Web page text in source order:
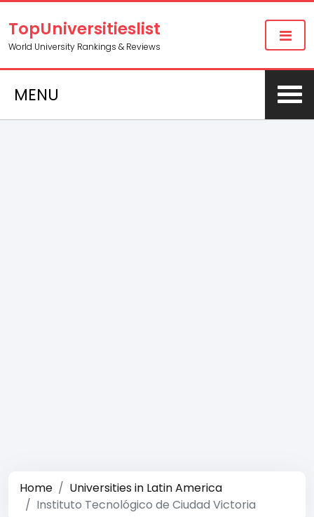
TopUniversitieslist
World University Rankings & Reviews
MENU
Home
Universities in Latin America
Instituto Tecnológico de Ciudad Victoria